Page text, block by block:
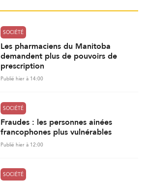
SOCIÉTÉ
Les pharmaciens du Manitoba
demandent plus de pouvoirs de
prescription
Publié hier à 14:00
SOCIÉTÉ
Fraudes : les personnes ainées
francophones plus vulnérables
Publié hier à 12:00
SOCIÉTÉ